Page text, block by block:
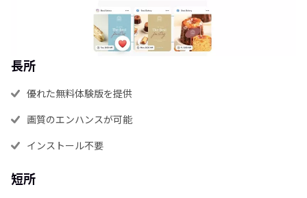
長所
優れた無料体験版を提供
画質のエンハンスが可能
インストール不要
短所